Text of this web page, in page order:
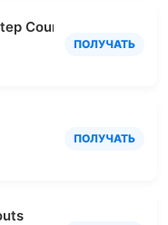
Counter
ПОЛУЧАТЬ
ПОЛУЧАТЬ